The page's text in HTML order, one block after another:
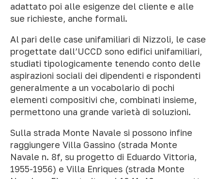
adattato poi alle esigenze del cliente e alle
sue richieste, anche formali.
Al pari delle case unifamiliari di Nizzoli, le case
progettate dall’UCCD sono edifici unifamiliari,
studiati tipologicamente tenendo conto delle
aspirazioni sociali dei dipendenti e rispondenti
generalmente a un vocabolario di pochi
elementi compositivi che, combinati insieme,
permettono una grande varietà di soluzioni.
Sulla strada Monte Navale si possono infine
raggiungere Villa Gassino (strada Monte
Navale n. 8f, su progetto di Eduardo Vittoria,
1955-1956) e Villa Enriques (strada Monte